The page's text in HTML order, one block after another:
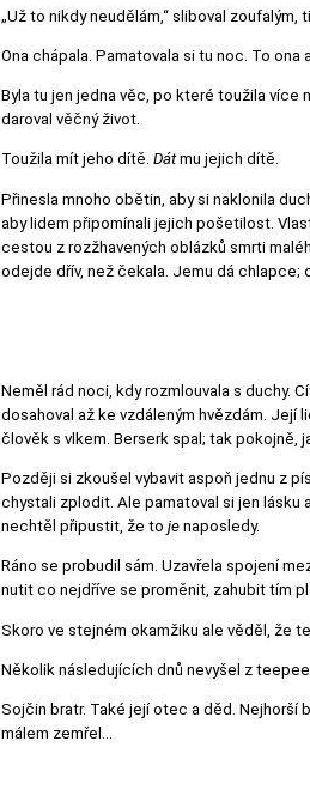
„Už to nikdy neudělám,“ sliboval
Ona chápala. Pamatovala si tu noc. To
Byla tu jen jedna věc, po které toužila více
daroval věčný život.
Toužila mít jeho dítě. Dátmu jejich dítě.
Přinesla mnoho obětin, aby si naklonila
aby lidem připomínali jejich pošetilost.
cestou z rozžhavených oblázků smrti
odejde dřív, než čekala. Jemu dá chlapce;
Neměl rád noci, kdy rozmlouvala s duchy.
dosahoval až ke vzdáleným hvězdám.
člověk s vlkem. Berserk spal; tak pokojně,
Později si zkoušel vybavit aspoň jednu z
chystali zplodit. Ale pamatoval si jen lásku
nechtěl připustit, že to je naposledy.
Ráno se probudil sám. Uzavřela spojení
nutit co nejdříve se proměnit, zahubit tím
Skoro ve stejném okamžiku ale věděl, že
Několik následujících dnů nevyšel z
Sojčin bratr. Také její otec a děd. Nejhorší
málem zemřel…